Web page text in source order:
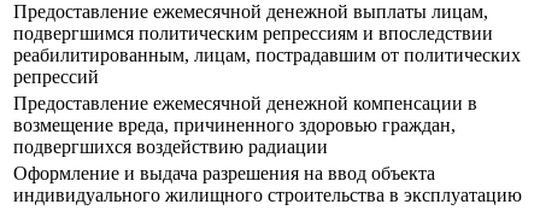
Предоставление ежемесячной денежной выплаты лицам,
подвергшимся политическим репрессиям и впоследствии
реабилитированным, лицам, пострадавшим от политических
репрессий
Предоставление ежемесячной денежной компенсации в
возмещение вреда, причиненного здоровью граждан,
подвергшихся воздействию радиации
Оформление и выдача разрешения на ввод объекта
индивидуального жилищного строительства в эксплуатацию